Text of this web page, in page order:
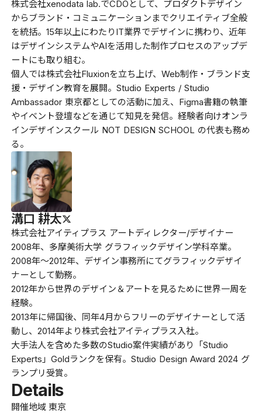
株式会社xenodata lab.でCDOとして、プロダクトデザイン
からブランド・コミュニケーションまでクリエイティブ全般
を統括。15年以上にわたりIT業界でデザインに携わり、近年
はデザインシステムやAIを活用した制作プロセスのアップデ
ートにも取り組む。
個人では株式会社Fluxionを立ち上げ、Web制作・ブランド支
援・デザイン教育を展開。Studio Experts / Studio
Ambassador 東京都としての活動に加え、Figma書籍の執筆
やイベント登壇などを通じて知見を発信。経験者向けオンラ
インデザインスクール NOT DESIGN SCHOOL の代表も務め
る。
溝口 耕太
株式会社アイティプラス アートディレクター/デザイナー
2008年、多摩美術大学 グラフィックデザイン学科卒業。
2008年〜2012年、デザイン事務所にてグラフィックデザイ
ナーとして勤務。
2012年から世界のデザイン＆アートを見るために世界一周を
経験。
2013年に帰国後、同年4月からフリーのデザイナーとして活
動し、2014年より株式会社アイティプラス入社。
大手法人を含めた多数のStudio案件実績があり「Studio
Experts」Goldランクを保有。Studio Design Award 2024 グ
ランプリ受賞。
Details
開催地域 東京